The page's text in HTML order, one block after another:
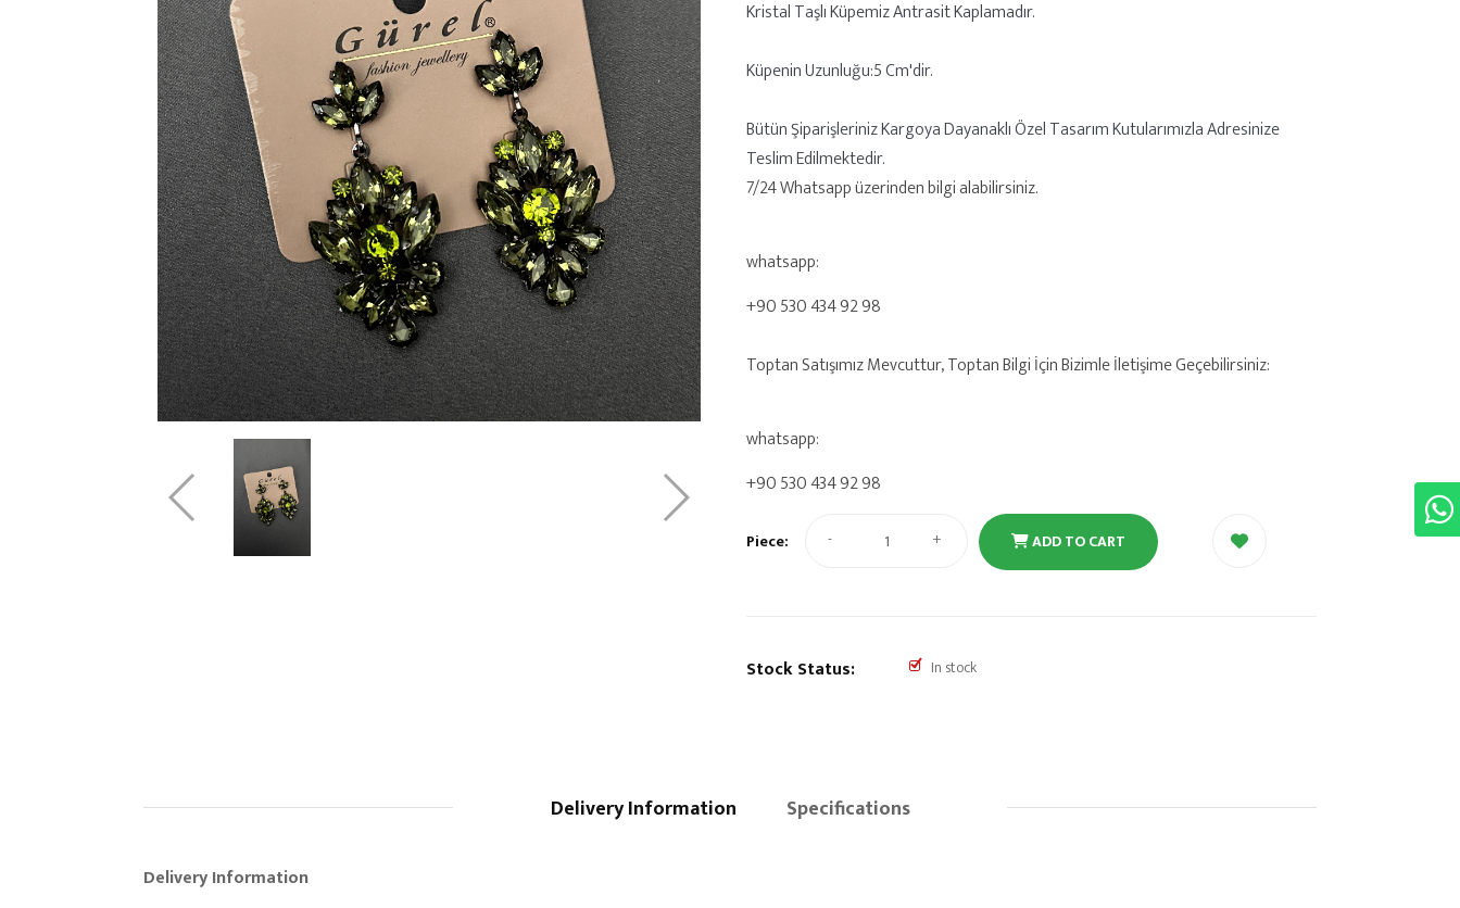
Kristal Taşlı Küpemiz Antrasit Kaplamadır.
Küpenin Uzunluğu:5 Cm'dir.
Bütün Şiparişleriniz Kargoya Dayanaklı Özel Tasarım Kutularımızla Adresinize
Teslim Edilmektedir.
7/24 Whatsapp üzerinden bilgi alabilirsiniz.
whatsapp:
+90 530 434 92 98
Toptan Satışımız Mevcuttur, Toptan Bilgi İçin Bizimle İletişime Geçebilirsiniz:
whatsapp:
+90 530 434 92 98
Piece: - + ADD TO CART
Stock Status: In stock
Delivery Information Specifications
Delivery Information